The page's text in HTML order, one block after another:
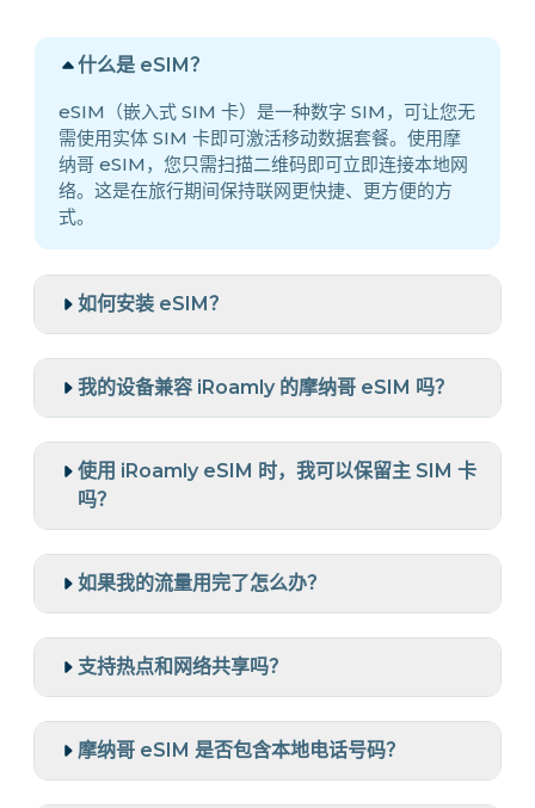
什么是 eSIM？
eSIM（嵌入式 SIM 卡）是一种数字 SIM，可让您无
需使用实体 SIM 卡即可激活移动数据套餐。使用摩
纳哥 eSIM，您只需扫描二维码即可立即连接本地网
络。这是在旅行期间保持联网更快捷、更方便的方
式。
如何安装 eSIM？
我的设备兼容 iRoamly 的摩纳哥 eSIM 吗？
使用 iRoamly eSIM 时，我可以保留主 SIM 卡
吗？
如果我的流量用完了怎么办？
支持热点和网络共享吗？
摩纳哥 eSIM 是否包含本地电话号码？